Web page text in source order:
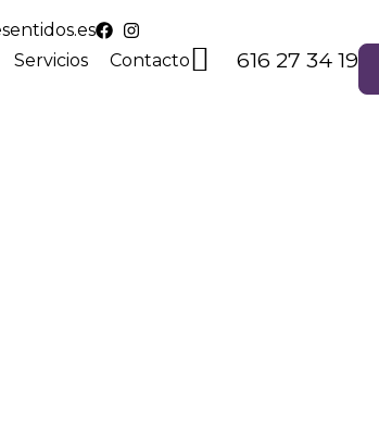
Servicios Contacto 616 27 34 19